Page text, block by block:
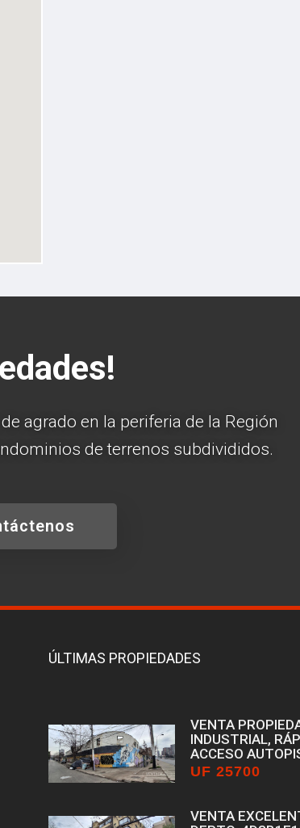
agrado en la periferia de la Región
de terrenos subdivididos.
ÚLTIMAS PROPIEDADES
VENTA
INDUSTRIAL,
ACCESO
Estación Central
UF 25700
VENTA